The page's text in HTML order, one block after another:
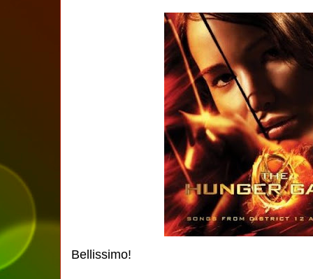
Bellissimo!